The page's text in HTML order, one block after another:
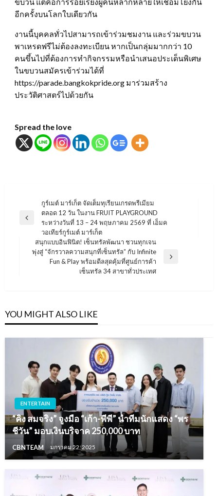
อีกครั้งบนโลกใบเดียวกัน
งานนี้บุคคลทั่วไปสามารถเข้าร่วมชมงาน และร่วมขบวน
พาเหรดฟรีไม่ต้องลงทะเบียน หากเป็นกลุ่มมากกว่า 10
คนขึ้นไปที่ต้องการทำกิจกรรมหรือนำเสนอประเด็นพิเศษ
ในขบวนสมัครเข้าร่วมได้ที่
https://parade.bangkokpride.org มาร่วมสร้าง
ประวัติศาสตร์ไปด้วยกัน
Spread the love
แนะแนว
เรื่อง
Previous
กูร์เมต์ มาร์เก็ต จัดเต็มทุเรียนเกรดพรีเมียม
ตลอด 12 วัน ในงาน FRUIT PLAYGROUND
ระหว่างวันที่ 13 – 24 พฤษภาคม 2569 ที่ เอ็มค
วอเทียร์กูร์เมต์ มาร์เก็ต
สนุกแบบอินฟินิต! เซ็นทรัลพัฒนา ชวนทุกเจน
พุ่งสู่ “จักรวาลความสนุกที่เซ็นทรัล” กับ Infinite
Fun & Play พร้อมดีลสุดคุ้มที่ศูนย์การค้า
เซ็นทรัล 34 สาขาทั่วประเทศ
YOU MIGHT ALSO LIKE
ENTERTAIN
“คิง สมจริง” จูงมือ “เก้า-พีพี” นำทีมนักแสดง “พร
ชีวัน” มอบเงินบริจาค 250,000 บาท
CBNTEAM มกราคม 22, 2025